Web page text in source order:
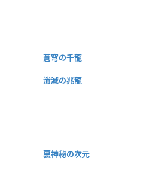
蒼穹の千龍
潰滅の兆龍
裏神秘の次元